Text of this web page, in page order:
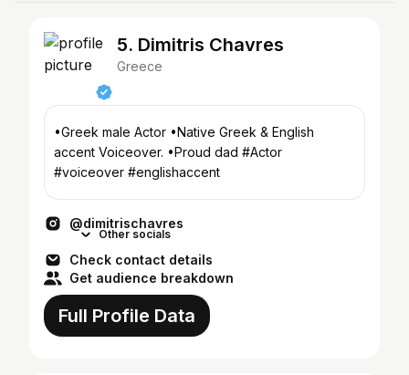
5. Dimitris Chavres
Greece
•Greek male Actor •Native Greek & English
accent Voiceover. •Proud dad #Actor
#voiceover #englishaccent
@dimitrischavres
Other socials
Check contact details
Get audience breakdown
Full Profile Data